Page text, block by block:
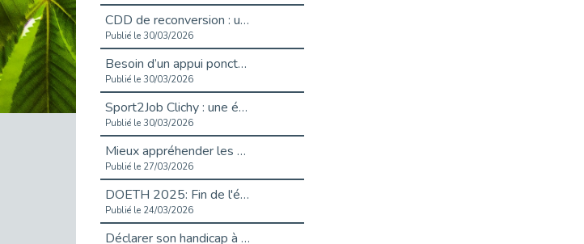
CDD de reconversion : un nouveau contrat pour sécuriser le changement de métier.
Publié le 30/03/2026
Besoin d’un appui ponctuel expertise handicap ?
Publié le 30/03/2026
Sport2Job Clichy : une édition altoséquanaise avec Cap Emploi 92.
Publié le 30/03/2026
Mieux appréhender les enjeux du handicap singulier en entreprise - vidéo
Publié le 27/03/2026
DOETH 2025: Fin de l'écrêtement
Publié le 24/03/2026
Déclarer son handicap à son employeur : un levier professionnel ?